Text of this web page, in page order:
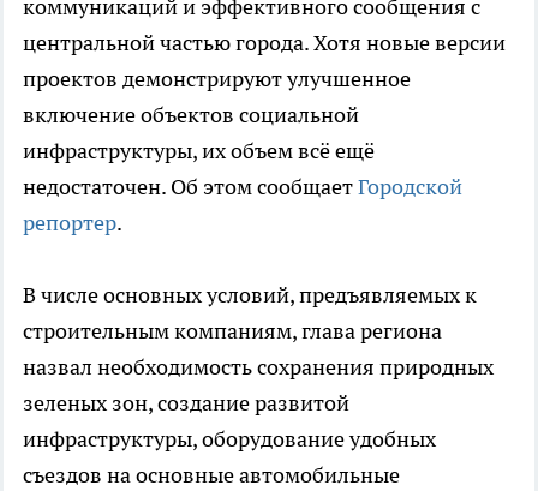
коммуникаций и эффективного сообщения с
центральной частью города. Хотя новые версии
проектов демонстрируют улучшенное
включение объектов социальной
инфраструктуры, их объем всё ещё
недостаточен. Об этом сообщаетГородской
репортер.
В числе основных условий, предъявляемых к
строительным компаниям, глава региона
назвал необходимость сохранения природных
зеленых зон, создание развитой
инфраструктуры, оборудование удобных
съездов на основные автомобильные